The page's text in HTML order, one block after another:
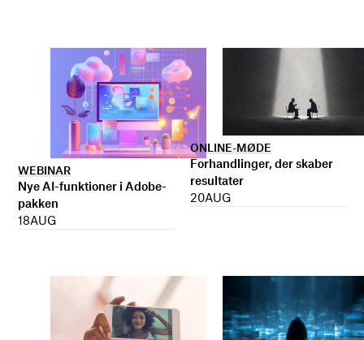
WEBINAR
Nye AI-funktioner i Adobe-
pakken
18AUG
ONLINE-MØDE
Forhandlinger, der skaber
resultater
20AUG